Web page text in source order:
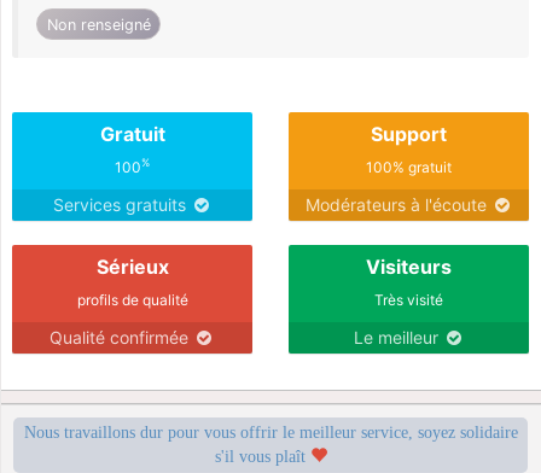
Non renseigné
Gratuit
100%
Services gratuits
Support
100% gratuit
Modérateurs à l'écoute
Sérieux
profils de qualité
Qualité confirmée
Visiteurs
Très visité
Le meilleur
Nous travaillons dur pour vous offrir le meilleur service, soyez solidaire
s'il vous plaît